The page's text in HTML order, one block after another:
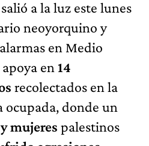
a la luz este lunes
neoyorquino y
en Medio
en 14
recolectados en la
ocupada, donde un
mujeres palestinos